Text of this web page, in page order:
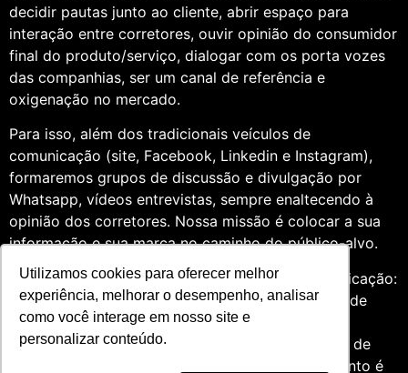
Utilizamos cookies para oferecer melhor
experiência, melhorar o desempenho, analisar
como você interage em nosso site e
personalizar conteúdo.
decidir pautas junto ao cliente, abrir espaço para
interação entre corretores, ouvir opinião do consumidor
final do produto/serviço, dialogar com os porta vozes
das companhias, ser um canal de referência e
oxigenação no mercado.
Para isso, além dos tradicionais veículos de
comunicação (site, Facebook, Linkedin e Instagram),
formaremos grupos de discussão e divulgação por
Whatsapp, vídeos entrevistas, sempre enaltecendo à
opinião dos corretores. Nossa missão é colocar a sua
informação e sua marca no caminho do público-alvo.
Somos profissionais formados na área de comunicação:
Jornalismo e Relações Públicas. Assim, por meio de
uma análise de quatro anos do setor de seguros,
entendemos que fazer um trabalho diversificado, de
relevância e com grande expertise para o segmento é